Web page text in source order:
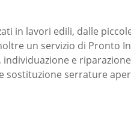
in lavori edili, dalle
un servizio di Pronto
e
sostituzione serrature